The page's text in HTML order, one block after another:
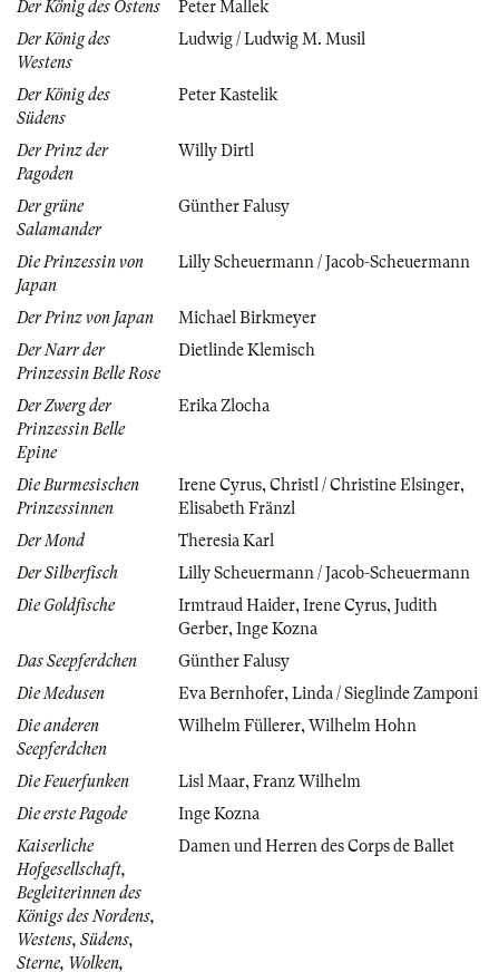
Der König des Ostens
Peter Mallek
Der König des
Westens
Ludwig / Ludwig M. Musil
Der König des
Südens
Peter Kastelik
Der Prinz der
Pagoden
Willy Dirtl
Der grüne
Salamander
Günther Falusy
Die Prinzessin von
Japan
Lilly Scheuermann / Jacob-Scheuermann
Der Prinz von Japan
Michael Birkmeyer
Der Narr der
Prinzessin Belle Rose
Dietlinde Klemisch
Der Zwerg der
Prinzessin Belle
Epine
Erika Zlocha
Die Burmesischen
Prinzessinnen
Irene Cyrus,Christl / Christine Elsinger,
Elisabeth Fränzl
Der Mond
Theresia Karl
Der Silberfisch
Lilly Scheuermann / Jacob-Scheuermann
Die Goldfische
Irmtraud Haider,Irene Cyrus,Judith
Gerber,Inge Kozna
Das Seepferdchen
Günther Falusy
Die Medusen
Eva Bernhofer,Linda / Sieglinde Zamponi
Die anderen
Seepferdchen
Wilhelm Füllerer,Wilhelm Hohn
Die Feuerfunken Lisl Maar,Franz Wilhelm
Die erste Pagode
Inge Kozna
Kaiserliche
Hofgesellschaft,
Begleiterinnen des
Königs des Nordens,
Westens, Südens,
Sterne, Wolken,
Damen und Herren des Corps de Ballet